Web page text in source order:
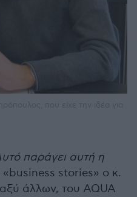
παράγει αυτή η
«business stories» ο κ.
άλλων, του AQUA